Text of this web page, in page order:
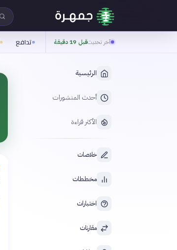
آخر تحديثقبل 19 دقيقة تدافع
الرئيسية
أحدث المنشورات
الأكثر قراءة
خلاصات
مخططات
اختبارات
مقارنات